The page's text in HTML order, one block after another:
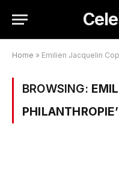
Home » Emilien Jacquelin
BROWSING:
PHILANTHROPIE’